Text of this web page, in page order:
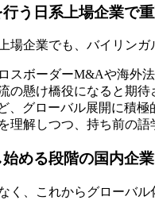
う日系上場企業で
場企業でも、バイリンガ
スボーダーM&Aや海外
の懸け橋役になると期待
、グローバル展開に積
理解しつつ、持ち前の
める段階の国内企
く、これからグローバ